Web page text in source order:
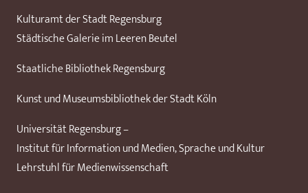
Kulturamt der Stadt Regensburg
Städtische Galerie im Leeren Beutel
Staatliche Bibliothek Regensburg
Kunst und Museumsbibliothek der Stadt Köln
Universität Regensburg –
Institut für Information und Medien, Sprache und Kultur
Lehrstuhl für Medienwissenschaft